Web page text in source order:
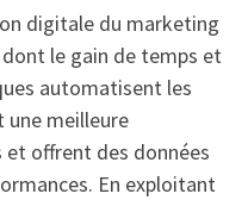
digitale du marketing
le gain de temps et
automatisent les
meilleure
offrent des données
En exploitant